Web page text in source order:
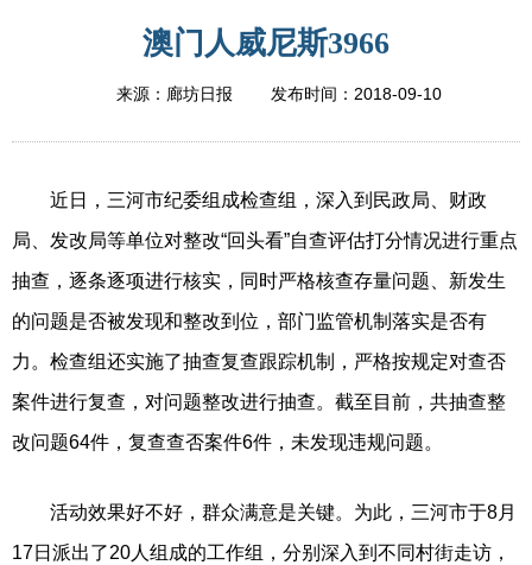
澳门人威尼斯3966
来源：廊坊日报 发布时间： 2018-09-10
近日，三河市纪委组成检查组，深入到民政局、财政
局、发改局等单位对整改“回头看”自查评估打分情况进行重点
抽查，逐条逐项进行核实，同时严格核查存量问题、新发生
的问题是否被发现和整改到位，部门监管机制落实是否有
力。检查组还实施了抽查复查跟踪机制，严格按规定对查否
案件进行复查，对问题整改进行抽查。截至目前，共抽查整
改问题64件，复查查否案件6件，未发现违规问题。
活动效果好不好，群众满意是关键。为此，三河市于8月
17日派出了20人组成的工作组，分别深入到不同村街走访，